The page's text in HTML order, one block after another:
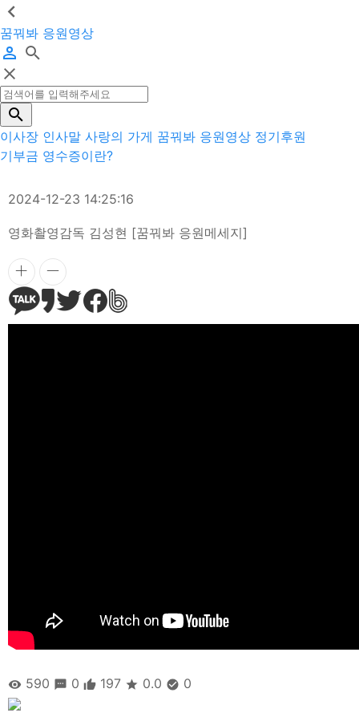
꿈꿔봐 응원영상
이사장 인사말 사랑의 가게 꿈꿔봐 응원영상 정기후원
기부금 영수증이란?
2024-12-23 14:25:16
영화촬영감독 김성현 [꿈꿔봐 응원메세지]
590 0 197 0.0 0